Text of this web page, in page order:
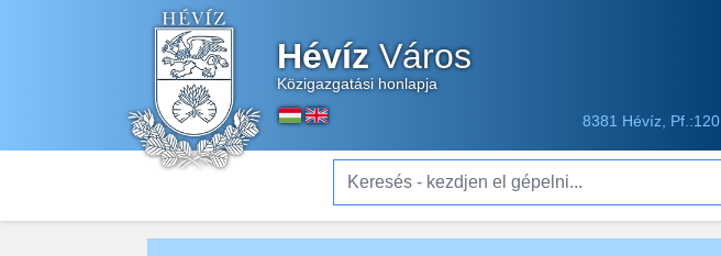
HévízVáros
Közigazgatási honlapja
8381 Hévíz, Pf.:120
Keresés - kezdjen el gépelni...